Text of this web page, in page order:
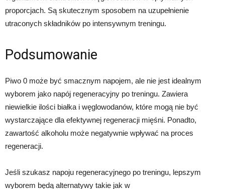
proporcjach. Są skutecznym sposobem na uzupełnienie
utraconych składników po intensywnym treningu.
Podsumowanie
Piwo 0 może być smacznym napojem, ale nie jest idealnym
wyborem jako napój regeneracyjny po treningu. Zawiera
niewielkie ilości białka i węglowodanów, które mogą nie być
wystarczające dla efektywnej regeneracji mięśni. Ponadto,
zawartość alkoholu może negatywnie wpływać na proces
regeneracji.
Jeśli szukasz napoju regeneracyjnego po treningu, lepszym
wyborem będą alternatywy takie jak w